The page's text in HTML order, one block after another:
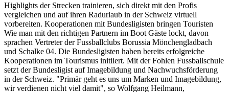
Highlights der Strecken trainieren, sich direkt mit den Profis
vergleichen und auf ihren Radurlaub in der Schweiz virtuell
vorbereiten. Kooperationen mit Bundesligisten bringen Touristen
Wie man mit den richtigen Partnern im Boot Gäste lockt, davon
sprachen Vertreter der Fussballclubs Borussia Mönchengladbach
und Schalke 04. Die Bundesligisten haben bereits erfolgreiche
Kooperationen im Tourismus initiiert. Mit der Fohlen Fussballschule
setzt der Bundesligist auf Imagebildung und Nachwuchsförderung
in der Schweiz. "Primär geht es uns um Marken und Imagebildung,
wir verdienen nicht viel damit", so Wolfgang Heilmann,